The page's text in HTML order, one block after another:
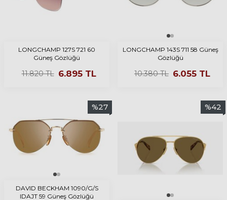
LONGCHAMP 127S 721 60
Güneş Gözlüğü
11.820TL 6.895TL
LONGCHAMP 143S 711 58 Güneş
Gözlüğü
10.380TL 6.055 TL
%27
DAVID BECKHAM 1090/G/S
IDAJT 59 Güneş Gözlüğü
%42